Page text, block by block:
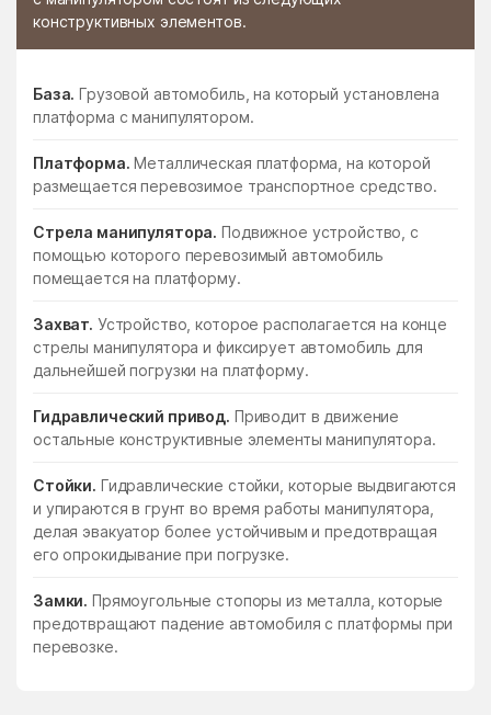
конструктивных элементов.
База. Грузовой автомобиль, на который установлена
платформа с манипулятором.
Платформа. Металлическая платформа, на которой
размещается перевозимое транспортное средство.
Стрела манипулятора. Подвижное устройство, с
помощью которого перевозимый автомобиль
помещается на платформу.
Захват. Устройство, которое располагается на конце
стрелы манипулятора и фиксирует автомобиль для
дальнейшей погрузки на платформу.
Гидравлический привод. Приводит в движение
остальные конструктивные элементы манипулятора.
Стойки. Гидравлические стойки, которые выдвигаются
и упираются в грунт во время работы манипулятора,
делая эвакуатор более устойчивым и предотвращая
его опрокидывание при погрузке.
Замки. Прямоугольные стопоры из металла, которые
предотвращают падение автомобиля с платформы при
перевозке.